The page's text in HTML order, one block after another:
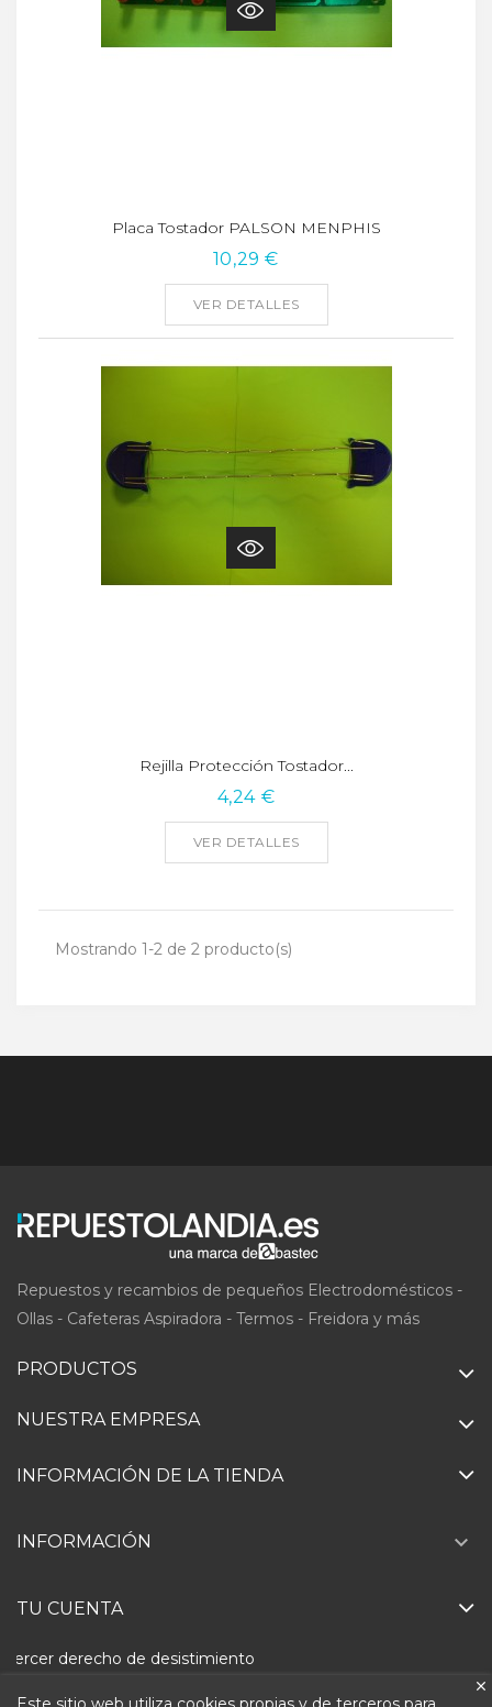
Placa Tostador PALSON MENPHIS
10,29 €
VER DETALLES
Rejilla Protección Tostador...
4,24 €
VER DETALLES
Mostrando 1-2 de 2 producto(s)
Repuestos y recambios de pequeños Electrodomésticos -
Ollas - Cafeteras Aspiradora - Termos - Freidora y más
PRODUCTOS
NUESTRA EMPRESA
INFORMACIÓN DE LA TIENDA
INFORMACIÓN 
TU CUENTA
Ejercer derecho de desistimiento